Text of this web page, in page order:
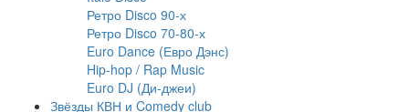
Ретро Disco 90-х
Ретро Disco 70-80-х
Euro Dance (Евро Дэнс)
Hip-hop / Rap Music
Euro DJ (Ди-джеи)
Звёзды КВН и Comedy club